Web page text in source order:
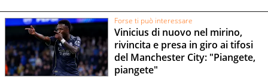
Forse ti può interessare
Vinicius di nuovo nel mirino,
rivincita e presa in giro ai tifosi
del Manchester City: "Piangete,
piangete"